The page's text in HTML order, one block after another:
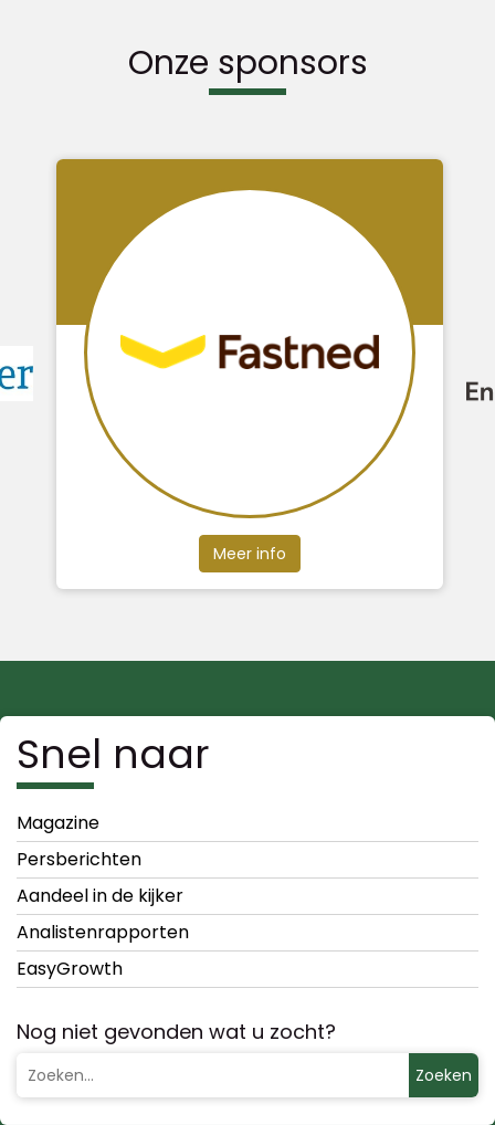
Onze sponsors
Meer info
Snel naar
Magazine
Persberichten
Aandeel in de kijker
Analistenrapporten
EasyGrowth
Nog niet gevonden wat u zocht?
Zoeken